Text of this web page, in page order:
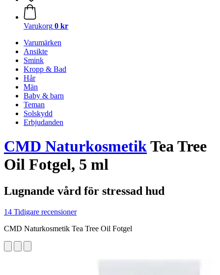
Varukorg 0 kr
Varumärken
Ansikte
Smink
Kropp & Bad
Hår
Män
Baby & barn
Teman
Solskydd
Erbjudanden
CMD NaturkosmetikTea Tree
Oil Fotgel, 5 ml
Lugnande vård för stressad hud
14 Tidigare recensioner
CMD Naturkosmetik Tea Tree Oil Fotgel